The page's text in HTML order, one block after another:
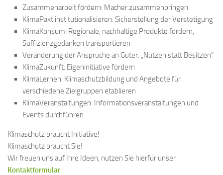
Zusammenarbeit fördern: Macher zusammenbringen
KlimaPakt institutionalisieren: Sicherstellung der Verstetigung
KlimaKonsum: Regionale, nachhaltige Produkte fördern,
Suffizienzgedanken transportieren
Veränderung der Ansprüche an Güter: „Nutzen statt Besitzen“
KlimaZukunft: Eigeninitiative fördern
KlimaLernen: Klimaschutzbildung und Angebote für
verschiedene Zielgruppen etablieren
KlimaVeranstaltungen: Informationsveranstaltungen und
Events durchführen
Klimaschutz braucht Initiative!
Klimaschutz braucht Sie!
Wir freuen uns auf Ihre Ideen, nutzen Sie hierfür unser
Kontaktformular.